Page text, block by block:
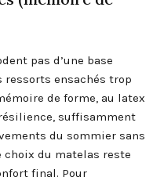
pas d’une base
ressorts ensachés trop
de forme, au latex
suffisamment
du sommier sans
choix du matelas reste
final. Pour